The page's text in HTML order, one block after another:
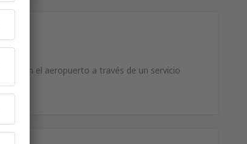
y con el aeropuerto a través de un servicio